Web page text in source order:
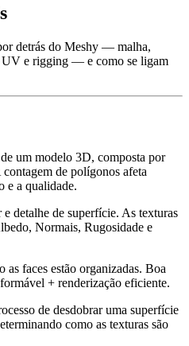
detrás do Meshy — malha,
UV e rigging — e como se ligam
um modelo 3D, composta por
contagem de polígonos afeta
e a qualidade.
detalhe de superfície. As texturas
Normais, Rugosidade e
faces estão organizadas. Boa
+ renderização eficiente.
de desdobrar uma superfície
como as texturas são